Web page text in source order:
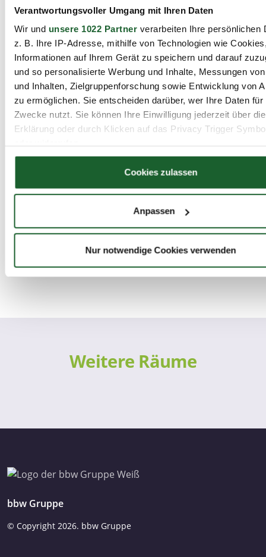
Verantwortungsvoller Umgang mit Ihren Daten
Wir und unsere 1022 Partnerverarbeiten Ihre persönlichen
z. B. Ihre IP-Adresse, mithilfe von Technologien wie
Informationen auf Ihrem Gerät zu speichern und darauf
und so personalisierte Werbung und Inhalte, Messungen
und Inhalten, Zielgruppenforschung sowie Entwicklung von
zu ermöglichen. Sie entscheiden darüber, wer Ihre Daten für
Zwecke nutzt. Sie können Ihre Einwilligung jederzeit über
Erklärung oder durch Klicken auf das Privacy Trigger
Wenn Sie es erlauben, würden wir auch gerne:
Informationen über Ihre geografische Lage erfassen,
Ihr Gerät durch aktives Scannen nach bestimmten
(Fingerprinting) identifizieren
Erfahren Sie mehr darüber, wie Ihre persönlichen Daten
fest.
Medien, Werbung und Analysen weiter. Unsere Partner
Cookies zulassen
Anpassen
Nur notwendige Cookies verwenden
Informationen zum Raum
Größe und Kapazität
empfohlene Personenzahl: 12
Grösse Kapazität Stehend Sitzend
29 m2
1 bis 18
Pers.
18 Pers. -- 10 Pers.
Raumnutzung
Miete und Buchung
Weitere Räume
bbw Gruppe
© Copyright 2026. bbw Gruppe